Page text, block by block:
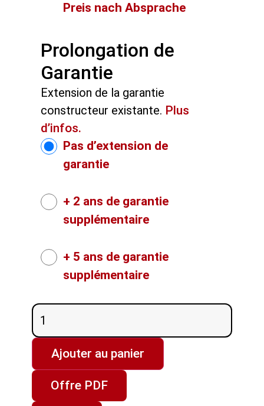
Preis nach Absprache
Prolongation de
Garantie
Extension de la garantie
constructeur existante. Plus
d’infos.
Pas d’extension de
garantie
+ 2 ans de garantie
supplémentaire
+ 5 ans de garantie
supplémentaire
Ajouter au panier
Offre PDF